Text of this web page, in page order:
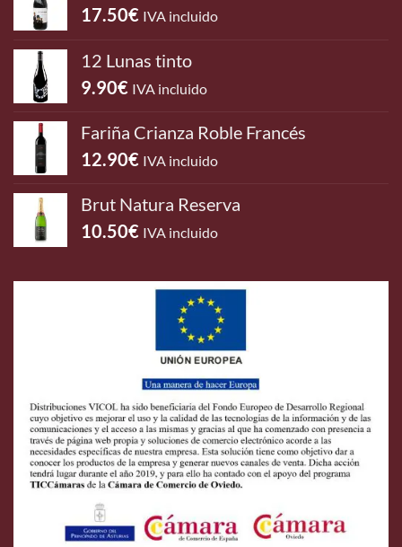
17.50€ IVA incluido
12 Lunas tinto
9.90€ IVA incluido
Fariña Crianza Roble Francés
12.90€ IVA incluido
Brut Natura Reserva
10.50€ IVA incluido